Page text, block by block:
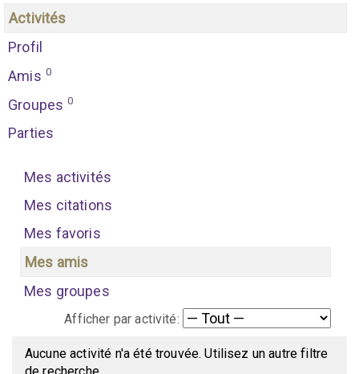
Activités
Profil
Amis 0
Groupes 0
Parties
Mes activités
Mes citations
Mes favoris
Mes amis
Mes groupes
Afficher par activité:
Aucune activité n'a été trouvée. Utilisez un autre filtre
de recherche.